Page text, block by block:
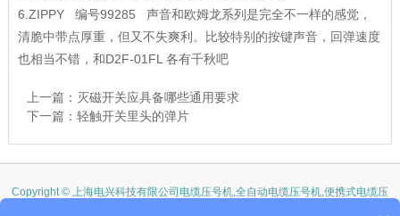
6.ZIPPY 编号99285 声音和欧姆龙系列是完全不一样的感觉，
清脆中带点厚重，但又不失爽利。比较特别的按键声音，回弹速度
也相当不错，和D2F-01FL 各有千秋吧
上一篇： 灭磁开关应具备哪些通用要求
下一篇： 轻触开关里头的弹片
Copyright © 上海电兴科技有限公司电缆压号机,全自动电缆压号机,便携式电缆压